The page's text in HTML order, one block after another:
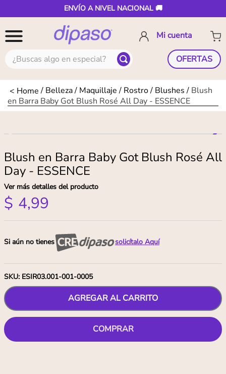
ENVÍO A NIVEL NACIONAL 🚚
¿Buscas algo en especial? OFERTAS
Belleza Maquillaje Rostro Blushes
Blush
en Barra Baby Got Blush Rosé All Day - ESSENCE
Blush en Barra Baby Got Blush Rosé All
Day - ESSENCE
Ver más detalles del producto
$ 4,99
Si aún no tienes solicítalo Aquí
SKU: ESIR03.001-001-0005
AGREGAR AL CARRITO
COMPRAR